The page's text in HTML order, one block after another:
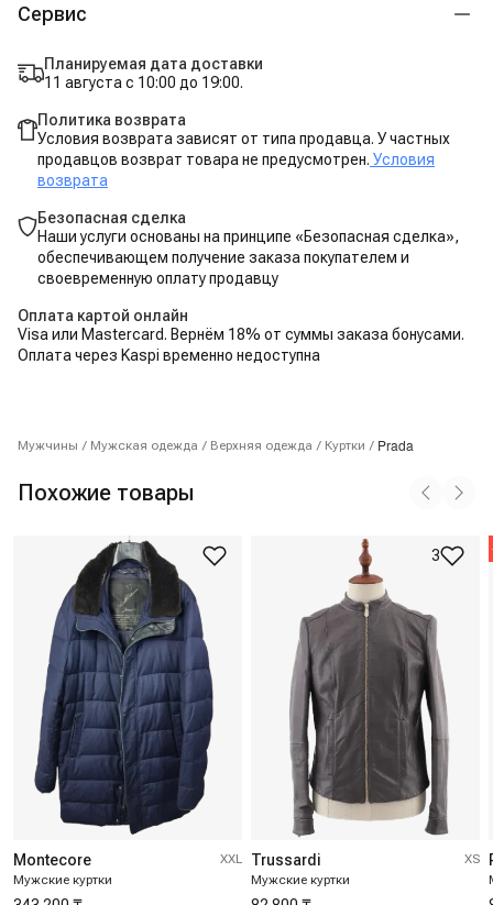
Сервис
Планируемая дата доставки
11 августа с 10:00 до 19:00.
Политика возврата
Условия возврата зависят от типа продавца. У частных
продавцов возврат товара не предусмотрен. Условия
возврата
Безопасная сделка
Наши услуги основаны на принципе «Безопасная сделка»,
обеспечивающем получение заказа покупателем и
своевременную оплату продавцу
Оплата картой онлайн
Visa или Mastercard. Вернём 18% от суммы заказа бонусами.
Оплата через Kaspi временно недоступна
Мужчины / Мужская одежда / Верхняя одежда / Куртки / Prada
Похожие товары
Montecore
Мужские куртки
XXL
3
Trussardi
Мужские куртки
XS